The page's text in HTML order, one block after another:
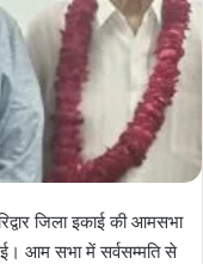
जिला इकाई की आमसभा
आम सभा में सर्वसम्मति से